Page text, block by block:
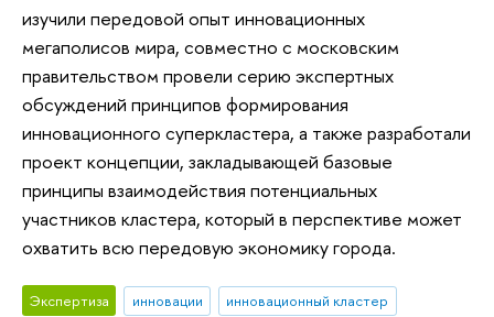
изучили передовой опыт инновационных
мегаполисов мира, совместно с московским
правительством провели серию экспертных
обсуждений принципов формирования
инновационного суперкластера, а также разработали
проект концепции, закладывающей базовые
принципы взаимодействия потенциальных
участников кластера, который в перспективе может
охватить всю передовую экономику города.
Экспертиза инновации
инновационный кластер